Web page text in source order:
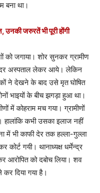
बना था।
उनकी जरुरतें भी पूरी होंगी
को जगाया। शोर सुनकर ग्रामीण
अस्पताल लेकर आये। लेकिन
ने देखने के बाद उसे मृत घोषित
भाइयों के बीच झगड़ा हुआ था।
में कोहराम मच गया। ग्रामीणों
कभी उसका इलाज नहीं
में भी काफी देर तक हल्ला-गुल्ला
गयी। थानाध्यक्ष धर्मेन्द्र
आरोपित को दबोच लिया। शव
कर दिया गया है।